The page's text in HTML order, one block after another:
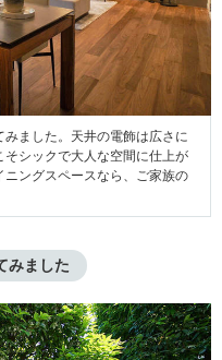
ました。天井の電飾は広さに
シックで大人な空間に仕上が
ングスペースなら、ご家族の
みました